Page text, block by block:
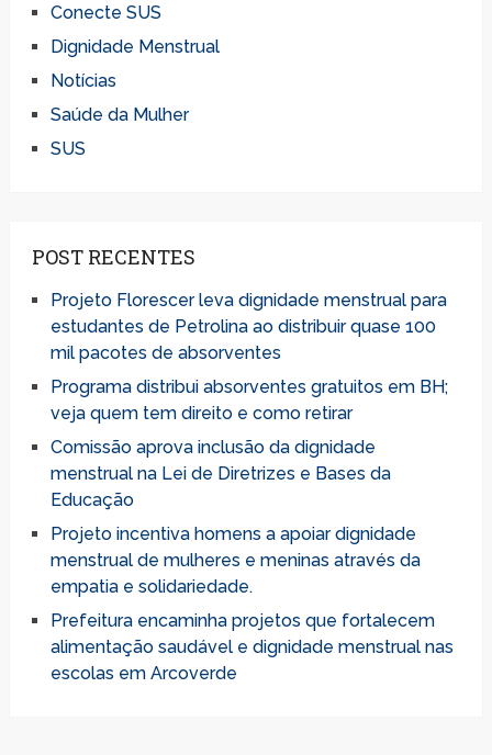
Conecte SUS
Dignidade Menstrual
Notícias
Saúde da Mulher
SUS
POST RECENTES
Projeto Florescer leva dignidade menstrual para
estudantes de Petrolina ao distribuir quase 100
mil pacotes de absorventes
Programa distribui absorventes gratuitos em BH;
veja quem tem direito e como retirar
Comissão aprova inclusão da dignidade
menstrual na Lei de Diretrizes e Bases da
Educação
Projeto incentiva homens a apoiar dignidade
menstrual de mulheres e meninas através da
empatia e solidariedade.
Prefeitura encaminha projetos que fortalecem
alimentação saudável e dignidade menstrual nas
escolas em Arcoverde